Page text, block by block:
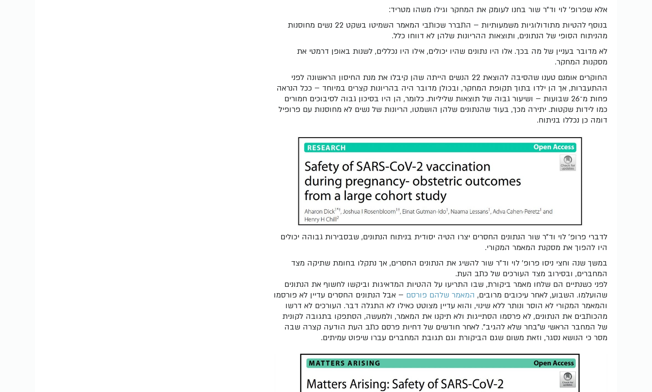
אלא שפרופ' לוי וד"ר שור בחנו לעומק את המחקר וגילו משהו מטריד:
בנוסף להטיות מתודולוגיות משמעותיות – התברר שכותבי המאמר השמיטו בשקט 22 נשים מחוסנות
מהניתוח הסופי של הנתונים, ותוצאות ההריונות שלהן לא דווחו כלל.
לא מדובר בעניין של מה בכך. אלו היו נתונים שהיו יכולים, אילו היו נכללים, לשנות באופן דרמטי את
מסקנות המחקר.
החוקרים אומנם טענו שהסיבה להוצאת 22 הנשים הייתה שהן קיבלו את מנת החיסון הראשונה לפני
ההתעברות, אך הן ילדו בתוך תקופת המחקר, ובכולן מדובר היה בהריונות קצרים במיוחד – ככל הנראה
פחות מ־26 שבועות – ושיעור גבוה של תוצאות שליליות. כלומר, הן היו בסיכון גבוה לסיבוכים חמורים
כמו לידות שקטות. יתירה מכך, בעוד שהנתונים שלהן הושמטו, הריונות של נשים לא מחוסנות עם פרופיל
דומה כן נכללו בניתוח.
לדברי פרופ' לוי וד"ר שור הנתונים החסרים יצרו הטיה יסודית בניתוח הנתונים, שבסבירות גבוהה יכולים
היו להפוך את מסקנת המאמר המקורי.
במשך שנה וחצי ניסו פרופ' לוי וד"ר שור להשיג את הנתונים החסרים, אך נתקלו בחומת שתיקה מצד
המחברים, ובסירוב מצד העורכים של כתב העת.
לפני כשנתיים הם שלחו מאמר ביקורת, שבו התריעו על ההטיות המדאיגות וביקשו לחשוף את הנתונים
שהועלמו. השבוע, לאחר עיכובים מרובים, המאמר שלהם פורסם – אבל הנתונים החסרים עדיין לא פורסמו
והמאמר המקורי לא הוסר ונותר ללא שינוי, והוא עדיין מצוטט כאילו לא התגלה דבר. העורכים לא דרשו
מהכותבים את הנתונים, לא פרסמו הסתייגות ולא תיקנו את המאמר, ולמעשה, הסתפקו בתגובה לקונית
של המחבר הראשי ש"בחר שלא להגיב". לאחר חודשים של דחיות פרסם כתב העת הודעה קצרה שבה
מסר כי הנושא נסגר, וזאת משום שגם הביקורת וגם תגובת המחברים עברו שיפוט עמיתים.